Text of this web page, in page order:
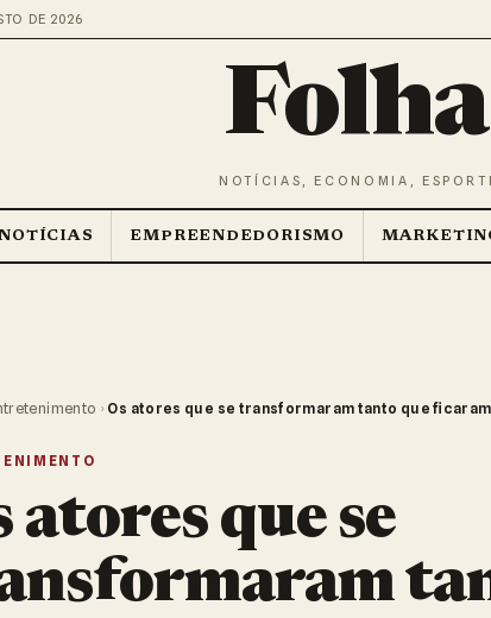
DE 2026
NOTÍCIAS, ECONOMIA,
EMPREENDEDORISMO
› Os atores que se transformaram tanto que
atores que se